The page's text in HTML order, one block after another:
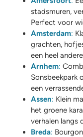
stadsmuren,
Perfect voor
Amsterdam:
grachten,
een heel
Arnhem:
Sonsbeekpark
een
Assen: Klein
het groene
verhalen langs
Breda: